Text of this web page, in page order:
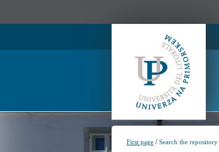
First page /Search the repository